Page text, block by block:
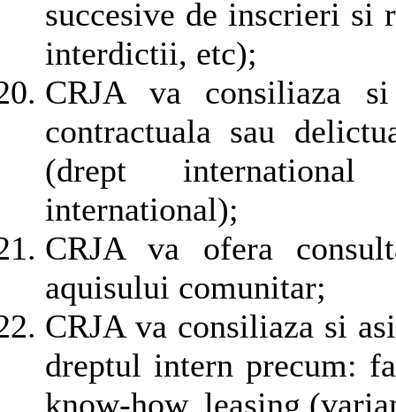
succesive de inscrieri
interdictii, etc);
CRJA va consiliaza
contractuala sau
(drept
international);
CRJA va ofera
aquisului comunitar;
CRJA va consiliaza si
dreptul intern precum:
know-how, leasing